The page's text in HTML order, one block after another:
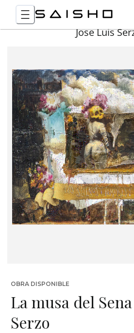
Jose Luis
OBRA DISPONIBLE
La musa del
Serzo